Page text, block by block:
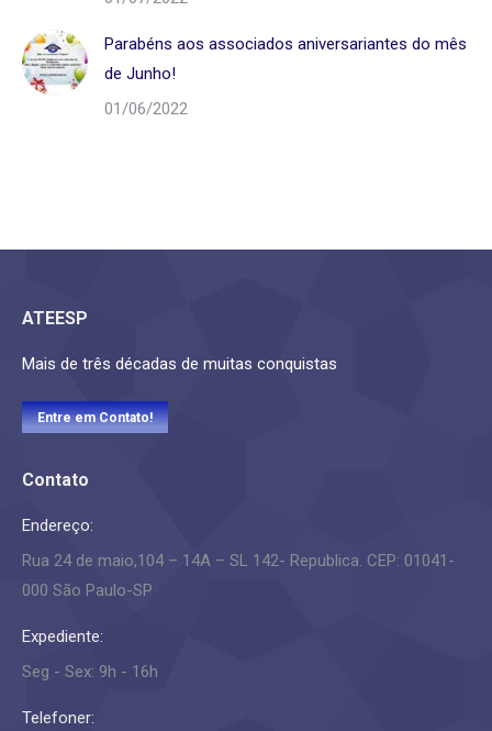
Parabéns aos associados aniversariantes do mês
de Junho!
01/06/2022
ATEESP
Mais de três décadas de muitas conquistas
Entre em Contato!
Contato
Endereço:
Rua 24 de maio,104 – 14A – SL 142- Republica. CEP: 01041-
000 São Paulo-SP
Expediente:
Seg - Sex: 9h - 16h
Telefoner: